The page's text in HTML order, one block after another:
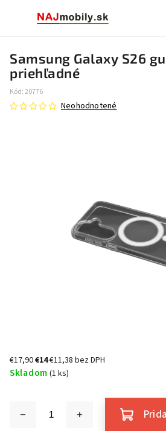
Samsung Galaxy S26
priehľadné
Kód:20776
Neohodnotené
€17,90€14€11,38 bez DPH
Skladom (1 ks)